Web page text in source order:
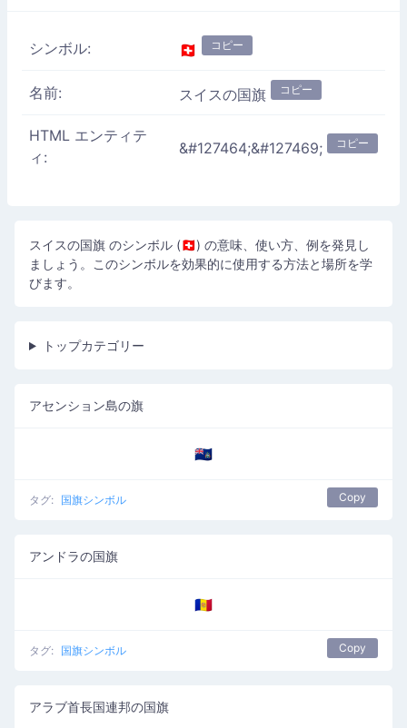
シンボル: 🇨🇭 コピー
名前: スイスの国旗 コピー
HTML エンティテ
ィ:
&#127464;&#127469; コピー
スイスの国旗 のシンボル (🇨🇭) の意味、使い方、例を発見し
ましょう。このシンボルを効果的に使用する方法と場所を学
びます。
トップカテゴリー
アセンション島の旗
🇦🇨
タグ: 国旗シンボル Copy
アンドラの国旗
🇦🇩
タグ: 国旗シンボル Copy
アラブ首長国連邦の国旗